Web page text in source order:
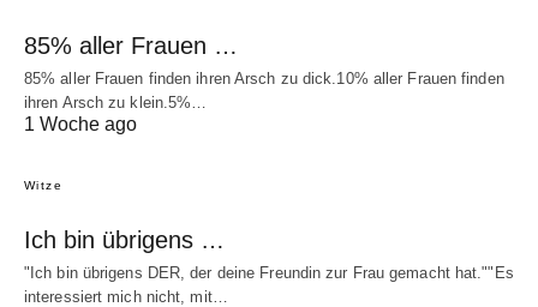
85% aller Frauen …
85% aller Frauen finden ihren Arsch zu dick.10% aller Frauen finden
ihren Arsch zu klein.5%…
1 Woche ago
Witze
Ich bin übrigens …
"Ich bin übrigens DER, der deine Freundin zur Frau gemacht hat.""Es
interessiert mich nicht, mit…